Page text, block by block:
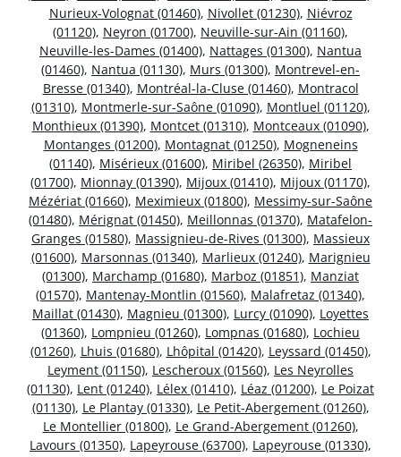
Nurieux-Volognat (01460), Nivollet (01230), Niévroz
(01120), Neyron (01700), Neuville-sur-Ain (01160),
Neuville-les-Dames (01400), Nattages (01300), Nantua
(01460), Nantua (01130), Murs (01300), Montrevel-en-
Bresse (01340), Montréal-la-Cluse (01460), Montracol
(01310), Montmerle-sur-Saône (01090), Montluel (01120),
Monthieux (01390), Montcet (01310), Montceaux (01090),
Montanges (01200), Montagnat (01250), Mogneneins
(01140), Misérieux (01600), Miribel (26350), Miribel
(01700), Mionnay (01390), Mijoux (01410), Mijoux (01170),
Mézériat (01660), Meximieux (01800), Messimy-sur-Saône
(01480), Mérignat (01450), Meillonnas (01370), Matafelon-
Granges (01580), Massignieu-de-Rives (01300), Massieux
(01600), Marsonnas (01340), Marlieux (01240), Marignieu
(01300), Marchamp (01680), Marboz (01851), Manziat
(01570), Mantenay-Montlin (01560), Malafretaz (01340),
Maillat (01430), Magnieu (01300), Lurcy (01090), Loyettes
(01360), Lompnieu (01260), Lompnas (01680), Lochieu
(01260), Lhuis (01680), Lhôpital (01420), Leyssard (01450),
Leyment (01150), Lescheroux (01560), Les Neyrolles
(01130), Lent (01240), Lélex (01410), Léaz (01200), Le Poizat
(01130), Le Plantay (01330), Le Petit-Abergement (01260),
Le Montellier (01800), Le Grand-Abergement (01260),
Lavours (01350), Lapeyrouse (63700), Lapeyrouse (01330),